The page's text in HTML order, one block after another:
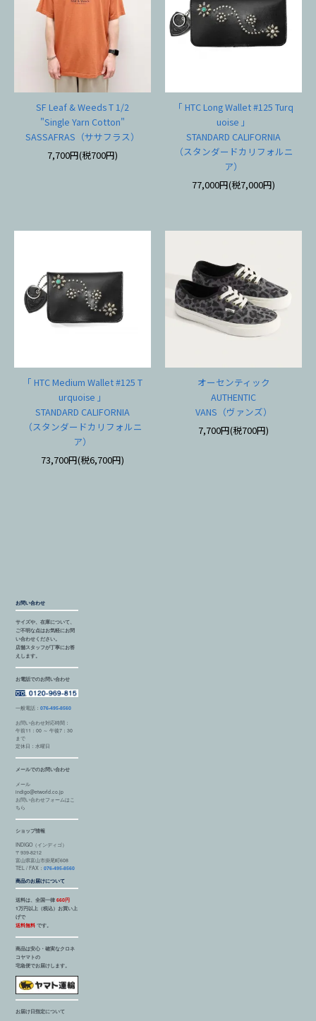
SF Leaf & Weeds T 1/2
"Single Yarn Cotton"
SASSAFRAS（ササフラス）
7,700円(税700円)
「 HTC Long Wallet #125 Turq
uoise 」
STANDARD CALIFORNIA
（スタンダードカリフォルニ
ア）
77,000円(税7,000円)
「 HTC Medium Wallet #125 T
urquoise 」
STANDARD CALIFORNIA
（スタンダードカリフォルニ
ア）
73,700円(税6,700円)
オーセンティック
AUTHENTIC
VANS（ヴァンズ）
7,700円(税700円)
お問い合わせ
サイズや、在庫について、
ご不明な点はお気軽にお問
い合わせください。
店舗スタッフが丁寧にお答
えします。
お電話でのお問い合わせ
一般電話：076-495-8560
お問い合わせ対応時間：
午前11：00 ～ 午後7：30
まで
定休日：水曜日
メールでのお問い合わせ
メール
indigo@etworld.co.jp
お問い合わせフォームはこ
ちら
ショップ情報
INDIGO（インディゴ）
〒939-8212
富山県富山市掛尾町608
TEL / FAX：076-495-8560
商品のお届けについて
送料は、全国一律660円
1万円以上（税込）お買い上
げで
送料無料 です。
商品は安心・確実なクロネ
コヤマトの
宅急便でお届けします。
お届け日指定について